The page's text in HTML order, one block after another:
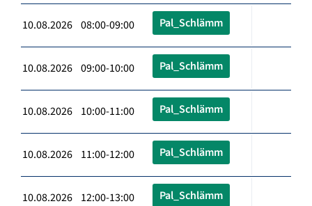
10.08.2026 08:00-09:00 Pal_Schlämm
10.08.2026 09:00-10:00 Pal_Schlämm
10.08.2026 10:00-11:00 Pal_Schlämm
10.08.2026 11:00-12:00 Pal_Schlämm
10.08.2026 12:00-13:00 Pal_Schlämm